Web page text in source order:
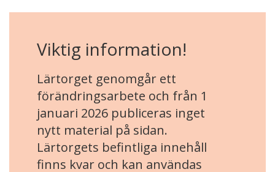
Viktig information!
Lärtorget genomgår ett
förändringsarbete och från 1
januari 2026 publiceras inget
nytt material på sidan.
Lärtorgets befintliga innehåll
finns kvar och kan användas